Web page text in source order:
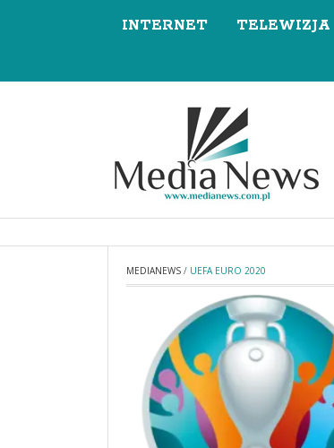
INTERNET TELEWIZJA
MEDIANEWS / UEFA EURO 2020